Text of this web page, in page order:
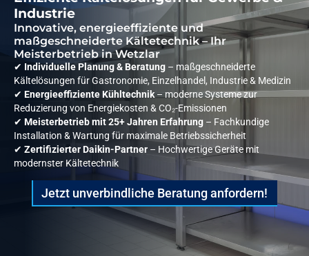
Industrie
Innovative, energieeffiziente und
maßgeschneiderte Kältetechnik – Ihr
Meisterbetrieb in Wetzlar
✔ Individuelle Planung & Beratung – maßgeschneiderte
Kältelösungen für Gastronomie, Einzelhandel, Industrie & Medizin
✔ Energieeffiziente Kühltechnik– moderne Systeme zur
Reduzierung von Energiekosten & CO₂-Emissionen
✔ Meisterbetrieb mit 25+ Jahren Erfahrung – Fachkundige
Installation & Wartung für maximale Betriebssicherheit
✔ Zertifizierter Daikin-Partner – Hochwertige Geräte mit
modernster Kältetechnik
Jetzt unverbindliche Beratung anfordern!